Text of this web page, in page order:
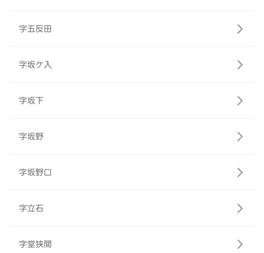
字五反田
字坂ケ入
字坂下
字坂野
字坂野口
字立石
字堂狭間